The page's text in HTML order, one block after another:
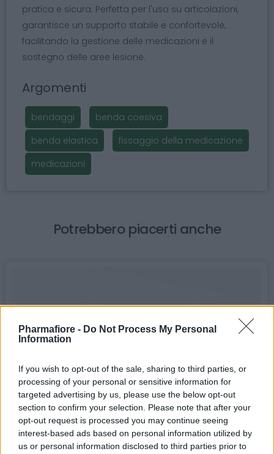
Pharmafiore - Do Not Process My Personal
Information
If you wish to opt-out of the sale, sharing to third parties, or
processing of your personal or sensitive information for
targeted advertising by us, please use the below opt-out
section to confirm your selection. Please note that after your
opt-out request is processed you may continue seeing
interest-based ads based on personal information utilized by
us or personal information disclosed to third parties prior to
pratica e sicura. Perfetta per l'uso su articolazioni,
garantisce un supporto stabile e confortevole,
facilitando la gestione delle medicazioni e il
sostegno delle aree lesione.
Argomenti
bendaggi
benda coesiva
benda elastica
fissaggio della medicazione
medicazioni
Potrebbero piacerti anche